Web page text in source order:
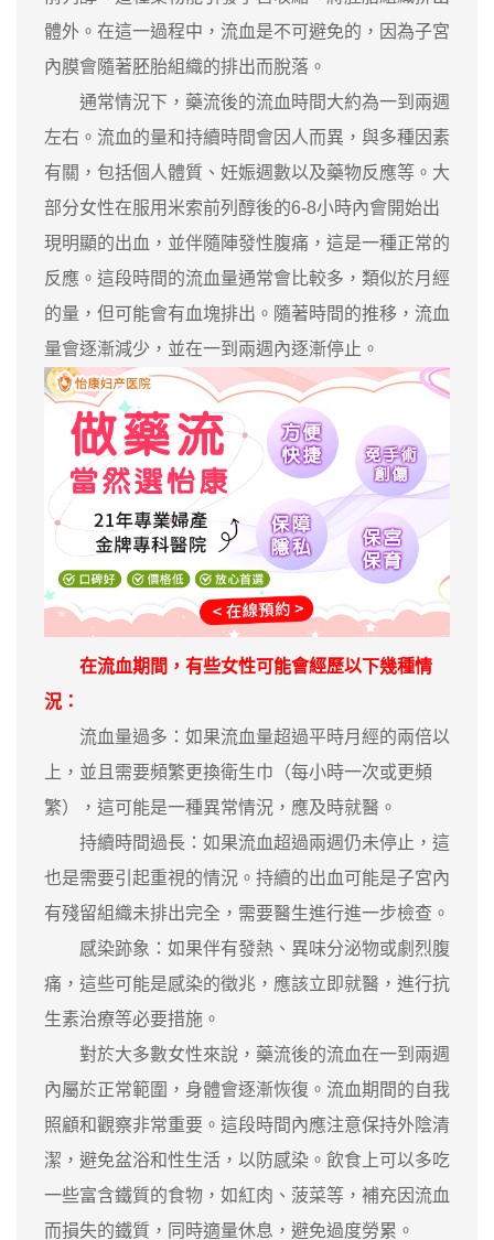
體外。在這一過程中，流血是不可避免的，因為子宮
內膜會隨著胚胎組織的排出而脫落。
通常情況下，藥流後的流血時間大約為一到兩週
左右。流血的量和持續時間會因人而異，與多種因素
有關，包括個人體質、妊娠週數以及藥物反應等。大
部分女性在服用米索前列醇後的6-8小時內會開始出
現明顯的出血，並伴隨陣發性腹痛，這是一種正常的
反應。這段時間的流血量通常會比較多，類似於月經
的量，但可能會有血塊排出。隨著時間的推移，流血
量會逐漸減少，並在一到兩週內逐漸停止。
在流血期間，有些女性可能會經歷以下幾種情
況：
流血量過多：如果流血量超過平時月經的兩倍以
上，並且需要頻繁更換衛生巾（每小時一次或更頻
繁），這可能是一種異常情況，應及時就醫。
持續時間過長：如果流血超過兩週仍未停止，這
也是需要引起重視的情況。持續的出血可能是子宮內
有殘留組織未排出完全，需要醫生進行進一步檢查。
感染跡象：如果伴有發熱、異味分泌物或劇烈腹
痛，這些可能是感染的徵兆，應該立即就醫，進行抗
生素治療等必要措施。
對於大多數女性來說，藥流後的流血在一到兩週
內屬於正常範圍，身體會逐漸恢復。流血期間的自我
照顧和觀察非常重要。這段時間內應注意保持外陰清
潔，避免盆浴和性生活，以防感染。飲食上可以多吃
一些富含鐵質的食物，如紅肉、菠菜等，補充因流血
而損失的鐵質，同時適量休息，避免過度勞累。